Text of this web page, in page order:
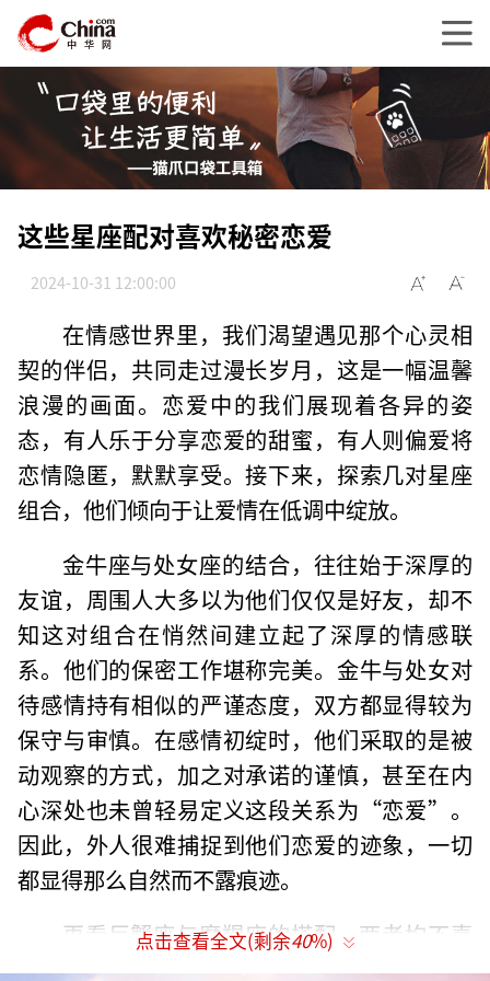
这些星座配对喜欢秘密恋爱
2024-10-31 12:00:00
在情感世界里，我们渴望遇见那个心灵相
契的伴侣，共同走过漫长岁月，这是一幅温馨
浪漫的画面。恋爱中的我们展现着各异的姿
态，有人乐于分享恋爱的甜蜜，有人则偏爱将
恋情隐匿，默默享受。接下来，探索几对星座
组合，他们倾向于让爱情在低调中绽放。
金牛座与处女座的结合，往往始于深厚的
友谊，周围人大多以为他们仅仅是好友，却不
知这对组合在悄然间建立起了深厚的情感联
系。他们的保密工作堪称完美。金牛与处女对
待感情持有相似的严谨态度，双方都显得较为
保守与审慎。在感情初绽时，他们采取的是被
动观察的方式，加之对承诺的谨慎，甚至在内
心深处也未曾轻易定义这段关系为“恋爱”。
因此，外人很难捕捉到他们恋爱的迹象，一切
都显得那么自然而不露痕迹。
再看巨蟹座与摩羯座的搭配，两者均不喜
张扬，行事低调，即使在公众场合也极少有亲
点击查看全文(剩余40%)